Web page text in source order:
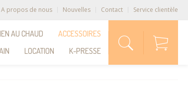
A propos de nous Nouvelles Contact Service clientèle
AU CHAUD
ACCESSOIRES
LOCATION K-PRESSE